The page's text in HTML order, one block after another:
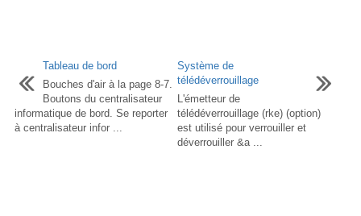
Tableau de bord
Bouches d'air à la page 8-7.
Boutons du centralisateur
informatique de bord. Se reporter
à centralisateur infor ...
Système de
télédéverrouillage
L'émetteur de
télédéverrouillage (rke) (option)
est utilisé pour verrouiller et
déverrouiller &a ...